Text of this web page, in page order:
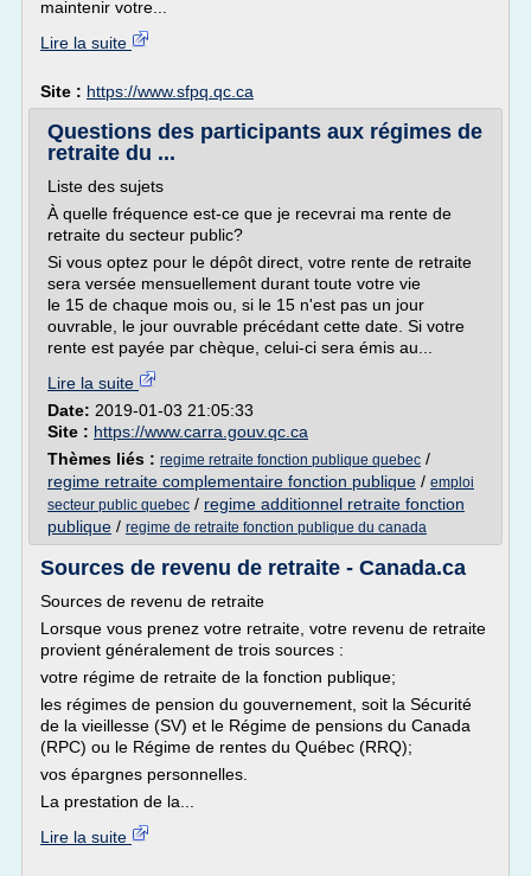
maintenir votre...
Lire la suite
Site : https://www.sfpq.qc.ca
Questions des participants aux régimes de
retraite du ...
Liste des sujets
À quelle fréquence est-ce que je recevrai ma rente de
retraite du secteur public?
Si vous optez pour le dépôt direct, votre rente de retraite
sera versée mensuellement durant toute votre vie
le 15 de chaque mois ou, si le 15 n'est pas un jour
ouvrable, le jour ouvrable précédant cette date. Si votre
rente est payée par chèque, celui-ci sera émis au...
Lire la suite
Date: 2019-01-03 21:05:33
Site : https://www.carra.gouv.qc.ca
Thèmes liés : regime retraite fonction publique quebec /
regime retraite complementaire fonction publique / emploi
secteur public quebec / regime additionnel retraite fonction
publique / regime de retraite fonction publique du canada
Sources de revenu de retraite - Canada.ca
Sources de revenu de retraite
Lorsque vous prenez votre retraite, votre revenu de retraite
provient généralement de trois sources :
votre régime de retraite de la fonction publique;
les régimes de pension du gouvernement, soit la Sécurité
de la vieillesse (SV) et le Régime de pensions du Canada
(RPC) ou le Régime de rentes du Québec (RRQ);
vos épargnes personnelles.
La prestation de la...
Lire la suite